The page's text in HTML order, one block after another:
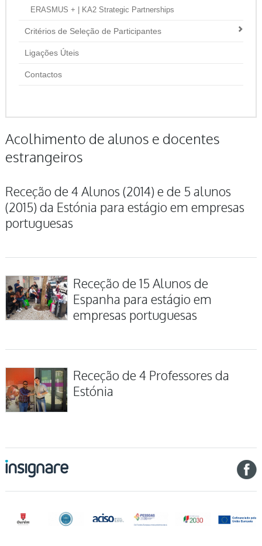
ERASMUS + | KA2 Strategic Partnerships
Critérios de Seleção de Participantes
Ligações Úteis
Contactos
Acolhimento de alunos e docentes
estrangeiros
Receção de 4 Alunos (2014) e de 5 alunos
(2015) da Estónia para estágio em empresas
portuguesas
Receção de 15 Alunos de
Espanha para estágio em
empresas portuguesas
Receção de 4 Professores da
Estónia